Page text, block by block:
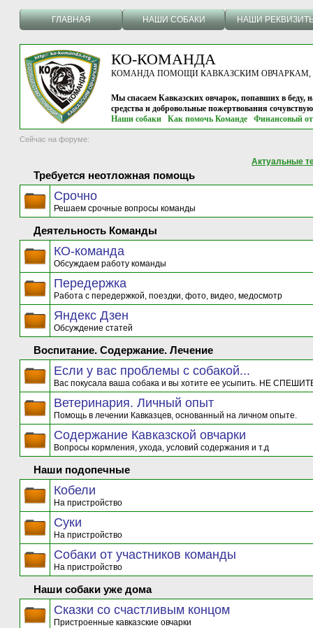
ГЛАВНАЯ НАШИ СОБАКИ НАШИ
КО-КОМАНДА
КОМАНДА ПОМОЩИ КАВКАЗСКИМ ОВЧАРКАМ, г.
Мы спасаем Кавказских овчарок, попавших в беду,
средства и добровольные пожертвования
Наши собаки
Как помочь Команде Финансовый
Сейчас на форуме:
Актуальные
Требуется неотложная помощь
Срочно
Решаем срочные вопросы команды
Деятельность Команды
КО-команда
Обсуждаем работу команды
Передержка
Работа с передержкой, поездки, фото, видео, медосмотр
Яндекс Дзен
Обсуждение статей
Воспитание. Содержание. Лечение
Если у вас проблемы с собакой...
Вас покусала ваша собака и вы хотите ее усыпить. НЕ
Ветеринария. Личный опыт
Помощь в лечении Кавказцев, основанный на личном опыте.
Содержание Кавказской овчарки
Вопросы кормления, ухода, условий содержания и т.д
Наши подопечные
Кобели
На пристройство
Суки
На пристройство
Собаки от участников команды
На пристройство
Наши собаки уже дома
Сказки со счастливым концом
Пристроенные кавказские овчарки